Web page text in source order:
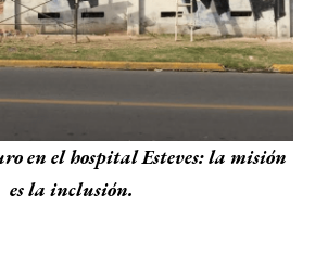
en el hospital Esteves: la misión
es la inclusión.